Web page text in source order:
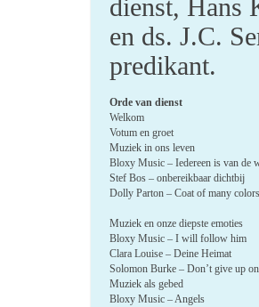
dienst, Hans
en ds. J.C.
predikant.
Orde van dienst
Welkom
Votum en groet
Muziek in ons leven
Bloxy Music – Iedereen is van de
Stef Bos – onbereikbaar dichtbij
Dolly Parton – Coat of many colors
Muziek en onze diepste emoties
Bloxy Music – I will follow him
Clara Louise – Deine Heimat
Solomon Burke – Don’t give up
Muziek als gebed
Bloxy Music – Angels